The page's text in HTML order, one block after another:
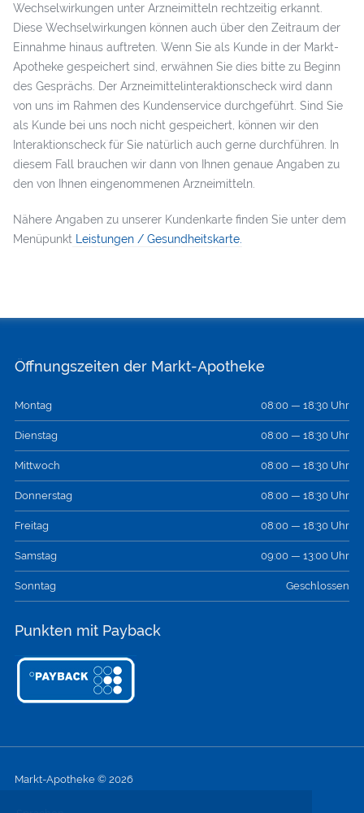
Wechselwirkungen unter Arzneimitteln rechtzeitig erkannt.
Diese Wechselwirkungen können auch über den Zeitraum der
Einnahme hinaus auftreten. Wenn Sie als Kunde in der Markt-
Apotheke gespeichert sind, erwähnen Sie dies bitte zu Beginn
des Gesprächs. Der Arzneimittelinteraktionscheck wird dann
von uns im Rahmen des Kundenservice durchgeführt. Sind Sie
als Kunde bei uns noch nicht gespeichert, können wir den
Interaktionscheck für Sie natürlich auch gerne durchführen. In
diesem Fall brauchen wir dann von Ihnen genaue Angaben zu
den von Ihnen eingenommenen Arzneimitteln.
Nähere Angaben zu unserer Kundenkarte finden Sie unter dem
Menüpunkt Leistungen / Gesundheitskarte.
Öffnungszeiten der Markt-Apotheke
Montag 08:00 — 18:30 Uhr
Dienstag 08:00 — 18:30 Uhr
Mittwoch 08:00 — 18:30 Uhr
Donnerstag 08:00 — 18:30 Uhr
Freitag 08:00 — 18:30 Uhr
Samstag 09:00 — 13:00 Uhr
Sonntag Geschlossen
Punkten mit Payback
Markt-Apotheke © 2026